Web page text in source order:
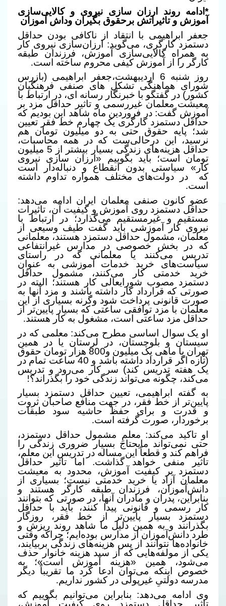
*ادامه روند ارزان سازی نیروی و کالایی‌سازی
آموزش و تاثیراتش برحقوق بگیران وداش آموزان
جعفر ابراهیمی با انتقاد از ناکافی بودن حداقل
دستمزد کارگری، می‌گوید: ارزان‌سازی نیروی کار
به همراه کالایی‌سازی آموزش، فرزندان طبقه
کارگر را از آموزش کیفی محروم ساخته است.
روز شنبه 6 اردیبهشت،جعفر ابراهیمی (بازرس
شورای هماهنگی تشکل های صنفی فرهنگیان
کشور) در گفتگو با خبرنگار رسانه ای، در ارتباط با
معیشت معلمان غیررسمی و تاثیر حداقل مزد بر
آموزش گفت: در فروردین ماه شاهد این بودیم که
حداقل دستمزد کارگری یک چهارم خط فقر تعیین
شد؛ پایه حقوق حتی به دو میلیون تومان هم
نرسید، این درحالی‌ست که در همه محاسبات،
حداقل هزینه‌های زندگی بسیار بیشتر از 5 میلیون
تومان است؛ باید بگوییم «ارزان سازی نیروی
کار» سیاستی بدون انقطاع و دنباله‌دار است
که
در دولت‌های مختلف همواره تداوم داشته
است.
عضو کانون صنفی معلمان ایران ادامه می‌دهد:
حداقل دستمزد روی آموزش و کیفیت آن، تاثیرات
مستقیم و غیرمستقیم می‌گذارد؛ در ارتباط با
نیروی کار آموزشی باید گفت طیف وسیعی از
معلمان، مشمول حداقل دستمزد هستند، معلمانی
که در بخش خصوصی در مدارس غیرانتفاعی
تدریس می‌کنند یا معلمانی که در راستای
سیاست‌های خرید خدمات آموزشی به عنوان
خرید خدمتی کار می‌کنند، مشمول حداقل
دستمزد مصوب شورایعالی کار هستند؛ البته در
صورتی که قرارداد کار داشته باشند و مزد آنها به
صورت قانونی پرداخت شود وگرنه بسیاری از این
معلمان با مزد توافقی ساعتی که بسیار پایین‌تر از
حداقل مزد ساعتی است، مشغول به کار هستند.
او یک سوال اساسی مطرح می‌کند: معلمی که در
سیستان و بلوچستان، در لرستان یا در همین
تهران با ماهی یک میلیون و800 هزار تومان حقوق
(تازه اگر قرارداد داشته باشد و 40 ساعت تمام در
یک هفته تدریس کند) سر کار می‌رود و تدریس
می‌کند، چگونه می‌تواند زندگی خود را بگذراند؟!
به گفته ابراهیمی، تعیین حداقل دستمزد بسیار
پایین‌تر از خط فقر، در جهت منافع صاحبان ثروت
و قدرت و برای حفظ حاشیه سود طبقات
برخوردار، صورت گرفته است.
او تاکید می‌کند: معلمِ مشمول حداقل دستمزد،
حتی نمی‌تواند مایحتاج بسیار ضروری زندگی را
فراهم کند و قطعاً این مساله در تدریس این معلم،
تاثیر منفی خواهد گذاشت. اما تاثیر حداقل
دستمزد بر کیفیت آموزش، محدود به معیشت
معلمان آزاد یا خرید خدمتی نیست؛ بسیاری از
دانش‌آموزان، فرزندان طبقه کارگر هستند و
بنابراین، پدران و مادران آنها، در صورتی که بتوانند
کار رسمی و قانونی پیدا کنند، باید با حداقل
دستمزد بسیار پایین‌تر از خط فقر، روزگار
بگذرانند و به همین دلیل ما شاهد روند ریزش و
طرد دانش‌آموزان از مدارس بوده‌ایم؛ چراکه وقتی
خانواده‌ها نتوانند از پس هزینه‌های زندگی بربیایند،
یکی از مولفه‌هایی که از سبد هزینه خانوار حذف
می‌شود، همین «هزینه آموزش است»؛ به
خصوص اینکه می‌توان ادعا کرد ما تقریباً دیگر
مدرسه دولتیِ غیرپولی در کشور نداریم.
وی ادامه می‌دهد: بنابراین می‌توانیم بگوییم که
تاثیر حداقل دستمزد روی کیفیت آموزش،